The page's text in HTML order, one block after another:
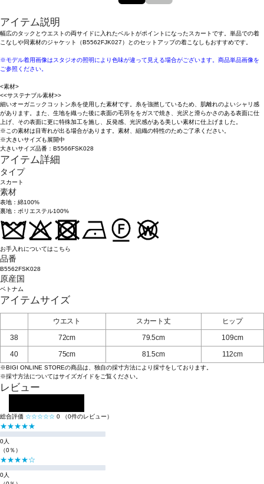
アイテム説明
幅広のタックとウエストの両サイドに入れたベルトがポイントになったスカートです。単品での着
こなしや同素材のジャケット（B5562FJK027）とのセットアップの着こなしもおすすめです。
※モデル着用画像はスタジオの照明により色味が違って見える場合がございます。商品単品画像を
ご参照ください。
<素材>
<<サステナブル素材>>
細いオーガニックコットン糸を使用した素材です。糸を強撚しているため、肌離れのよいシャリ感
があります。また、生地を織った後に表面の毛羽ををガスで焼き、光沢と滑らかさのある表面に仕
上げ、その表面に更に特殊加工を施し、反発感、光沢感がある美しい素材に仕上げました。
※この素材は目寄れが出る場合があります。素材、組織の特性のためご了承ください。
※大きいサイズも展開中
大きいサイズ品番：B5566FSK028
アイテム詳細
タイプ
スカート
素材
表地：綿100%
裏地：ポリエステル100%
お手入れについてはこちら
品番
B5562FSK028
原産国
ベトナム
アイテムサイズ
ウエスト スカート丈
ヒップ
38
72cm 79.5cm
109cm
40
75cm 81.5cm 112cm
※BIGI ONLINE STOREの商品は、独自の採寸方法により採寸をしております。
※採寸方法についてはサイズガイドをご覧ください。
レビュー
総合評価 ☆☆☆☆☆ 0 （0件のレビュー）
★★★★★
0人
（0％）
★★★★☆
0人